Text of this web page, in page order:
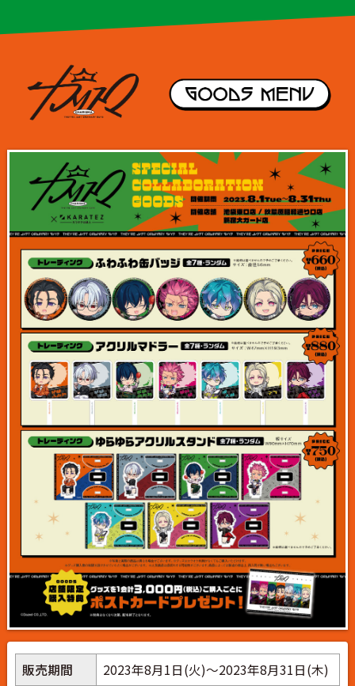
販売期間
2023年8月1日(火)～2023年8月31日(木)